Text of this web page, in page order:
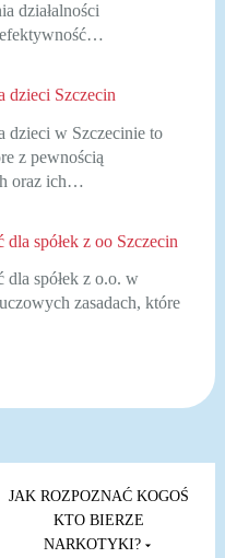
działalności
efektywność…
dzieci Szczecin
dzieci w Szczecinie to
z pewnością
oraz ich…
dla spółek z oo Szczecin
dla spółek z o.o. w
zasadach, które
JAK ROZPOZNAĆ KOGOŚ
KTO BIERZE
NARKOTYKI?